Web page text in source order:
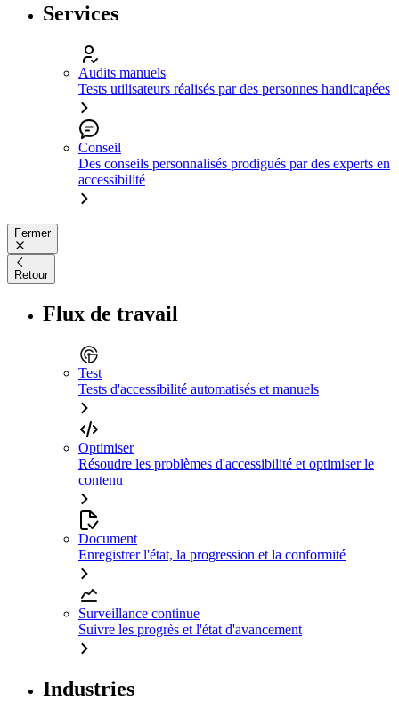
Services
Audits manuels
Tests utilisateurs réalisés par des personnes handicapées
Conseil
Des conseils personnalisés prodigués par des experts en
accessibilité
Fermer
Retour
Flux de travail
Test
Tests d'accessibilité automatisés et manuels
Optimiser
Résoudre les problèmes d'accessibilité et optimiser le
contenu
Document
Enregistrer l'état, la progression et la conformité
Surveillance continue
Suivre les progrès et l'état d'avancement
Industries